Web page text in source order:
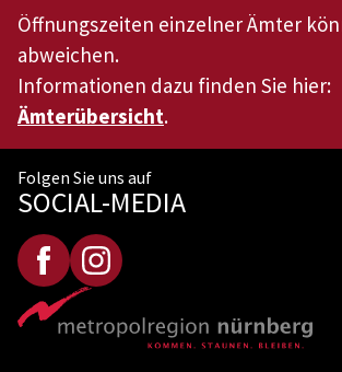
Öffnungszeiten einzelner Ämter
abweichen.
Informationen dazu finden Sie hier:
Ämterübersicht.
Folgen Sie uns auf
SOCIAL-MEDIA